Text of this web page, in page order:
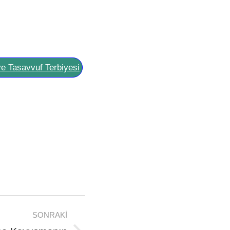
Tasavvuf Terbiyesi
SONRAKI